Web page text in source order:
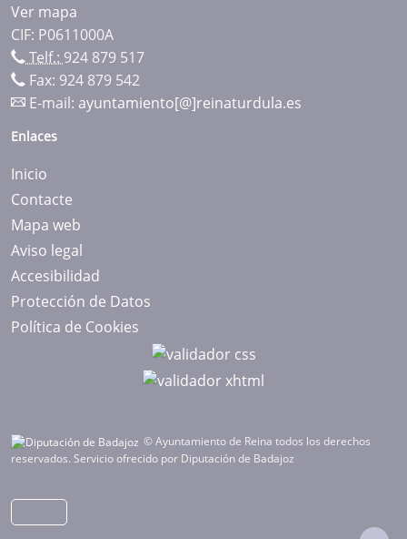
Ver mapa
CIF: P0611000A
Telf.: 924 879 517
Fax: 924 879 542
E-mail: ayuntamiento[@]reinaturdula.es
Enlaces
Inicio
Contacte
Mapa web
Aviso legal
Accesibilidad
Protección de Datos
Política de Cookies
© Ayuntamiento de Reina todos los derechos
reservados. Servicio ofrecido por Diputación de Badajoz